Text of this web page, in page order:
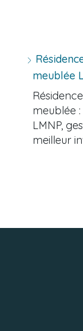
meublée
meublée
LMNP,
meilleur